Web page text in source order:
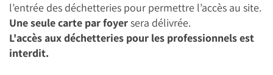
l’entrée des déchetteries pour permettre l’accès au site.
Une seule carte par foyersera délivrée.
L'accès aux déchetteries pour les professionnels est
interdit.